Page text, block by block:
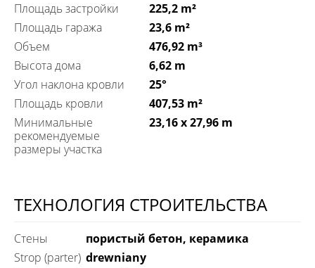
Площадь застройки
225,2 m²
Площадь гаража
23,6 m²
Объем
476,92 m³
Высота дома
6,62 m
Угол наклона кровли
25°
Площадь кровли
407,53 m²
Минимальные
рекомендуемые
размеры участка
23,16 x 27,96 m
ТЕХНОЛОГИЯ СТРОИТЕЛЬСТВА
Стены
пористый бетон, керамика
Strop (parter) drewniany